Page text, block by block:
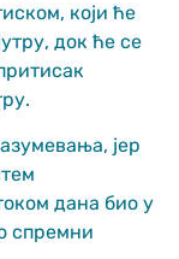
који ће
док ће се
јер
дана био у
спремни